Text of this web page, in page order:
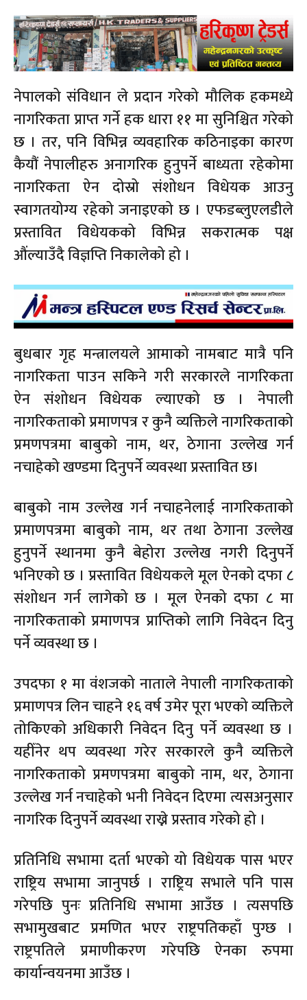
नेपालको संविधान ले प्रदान गरेको मौलिक हकमध्ये
नागरिकता प्राप्त गर्ने हक धारा ११ मा सुनिश्चित गरेको
छ । तर, पनि विभिन्न व्यवहारिक कठिनाइका कारण
कैयौं नेपालीहरु अनागरिक हुनुपर्ने बाध्यता रहेकोमा
नागरिकता ऐन दोस्रो संशोधन विधेयक आउनु
स्वागतयोग्य रहेको जनाइएको छ । एफडब्लुएलडीले
प्रस्तावित विधेयकको विभिन्न सकरात्मक पक्ष
औंल्याउँदै विज्ञप्ति निकालेको हो ।
बुधबार गृह मन्त्रालयले आमाको नामबाट मात्रै पनि
नागरिकता पाउन सकिने गरी सरकारले नागरिकता
ऐन संशोधन विधेयक ल्याएको छ । नेपाली
नागरिकताको प्रमाणपत्र र कुनै व्यक्तिले नागरिकताको
प्रमणपत्रमा बाबुको नाम, थर, ठेगाना उल्लेख गर्न
नचाहेको खण्डमा दिनुपर्ने व्यवस्था प्रस्तावित छ।
बाबुको नाम उल्लेख गर्न नचाहनेलाई नागरिकताको
प्रमाणपत्रमा बाबुको नाम, थर तथा ठेगाना उल्लेख
हुनुपर्ने स्थानमा कुनै बेहोरा उल्लेख नगरी दिनुपर्ने
भनिएको छ । प्रस्तावित विधेयकले मूल ऐनको दफा ८
संशोधन गर्न लागेको छ । मूल ऐनको दफा ८ मा
नागरिकताको प्रमाणपत्र प्राप्तिको लागि निवेदन दिनु
पर्ने व्यवस्था छ ।
उपदफा १ मा वंशजको नाताले नेपाली नागरिकताको
प्रमाणपत्र लिन चाहने १६ वर्ष उमेर पूरा भएको व्यक्तिले
तोकिएको अधिकारी निवेदन दिनु पर्ने व्यवस्था छ ।
यहीँनेर थप व्यवस्था गरेर सरकारले कुनै व्यक्तिले
नागरिकताको प्रमणपत्रमा बाबुको नाम, थर, ठेगाना
उल्लेख गर्न नचाहेको भनी निवेदन दिएमा त्यसअनुसार
नागरिक दिनुपर्ने व्यवस्था राख्ने प्रस्ताव गरेको हो ।
प्रतिनिधि सभामा दर्ता भएको यो विधेयक पास भएर
राष्ट्रिय सभामा जानुपर्छ । राष्ट्रिय सभाले पनि पास
गरेपछि पुनः प्रतिनिधि सभामा आउँछ । त्यसपछि
सभामुखबाट प्रमणित भएर राष्ट्रपतिकहाँ पुग्छ ।
राष्ट्रपतिले प्रमाणीकरण गरेपछि ऐनका रुपमा
कार्यान्वयनमा आउँछ ।